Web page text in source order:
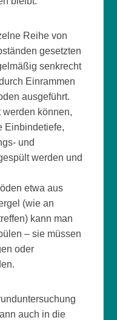
Reihe von
gesetzten
senkrecht
Einrammen
ausgeführt.
können,
Einbindetiefe,
und
werden und
etwa aus
(wie an
kann man
– sie müssen
oder
auch in die